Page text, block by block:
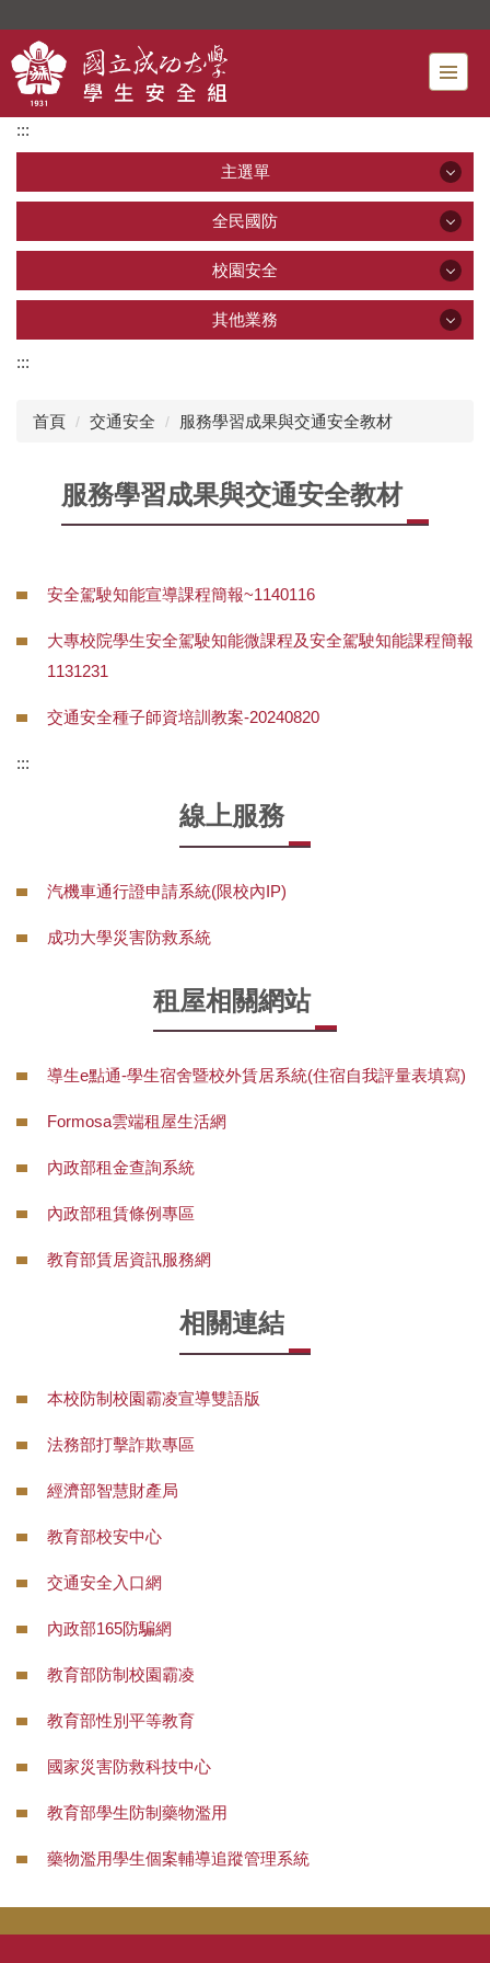
主
要
內
:::
主選單
主選單
最新公告
表單下載
本組位置
全民國防
全民國防
全民國防教育
校園安全
校園安全
校園防災教育
校外賃居服務
其他業務
畢業典禮
學生機車通行證與廢棄自行車處理
師生座談會
學生智慧財產權宣導專區
:::
首頁 交通安全 服務學習成果與交通安全教材
服務學習成果與交通安全教材
安全駕駛知能宣導課程簡報~1140116
大專校院學生安全駕駛知能微課程及安全駕駛知能課程簡報
1131231
交通安全種子師資培訓教案-20240820
:::
線上服務
汽機車通行證申請系統(限校內IP)
成功大學災害防救系統
租屋相關網站
導生e點通-學生宿舍暨校外賃居系統(住宿自我評量表填寫)
Formosa雲端租屋生活網
內政部租金查詢系統
內政部租賃條例專區
教育部賃居資訊服務網
相關連結
本校防制校園霸凌宣導雙語版
法務部打擊詐欺專區
經濟部智慧財產局
教育部校安中心
交通安全入口網
內政部165防騙網
教育部防制校園霸凌
教育部性別平等教育
國家災害防救科技中心
教育部學生防制藥物濫用
藥物濫用學生個案輔導追蹤管理系統